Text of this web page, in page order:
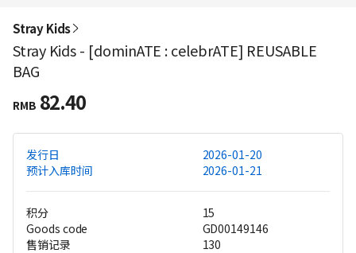
Stray Kids
Stray Kids - [dominATE : celebrATE] REUSABLE
BAG
RMB 82.40
发行日
2026-01-20
预计入库时间
2026-01-21
积分
15
Goods code
GD00149146
售销记录
130